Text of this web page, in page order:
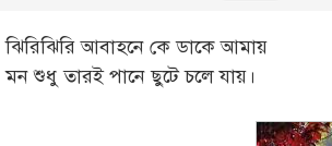
ঝিরিঝিরি আবাহনে কে ডাকে আমায়
মন শুধু তারই পানে ছুটে চলে যায়।